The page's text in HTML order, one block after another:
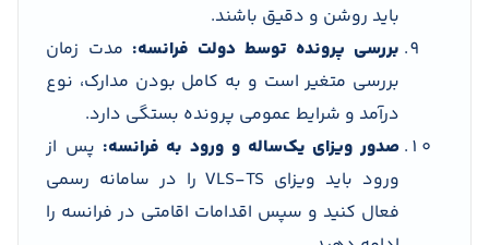
باید روشن و دقیق باشند.
بررسی پرونده توسط دولت فرانسه: مدت زمان
بررسی متغیر است و به کامل بودن مدارک، نوع
درآمد و شرایط عمومی پرونده بستگی دارد.
صدور ویزای یک‌ساله و ورود به فرانسه: پس از
ورود باید ویزای VLS-TS را در سامانه رسمی
فعال کنید و سپس اقدامات اقامتی در فرانسه را